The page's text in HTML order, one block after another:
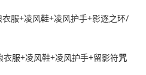
服+凌风鞋+凌风护手+影逐之环/
+凌风鞋+凌风护手+留影符咒